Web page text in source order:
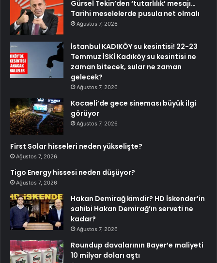
Gürsel Tekin’den ‘tutarlılık’ mesajı…
Tarihi meselelerde pusula net olmalı
Ağustos 7, 2026
İstanbul KADIKÖY su kesintisi! 22-23
Temmuz İSKİ Kadıköy su kesintisi ne
zaman bitecek, sular ne zaman
gelecek?
Ağustos 7, 2026
Kocaeli’de gece sineması büyük ilgi
görüyor
Ağustos 7, 2026
First Solar hisseleri neden yükselişte?
Ağustos 7, 2026
Tigo Energy hissesi neden düşüyor?
Ağustos 7, 2026
Hakan Demirağ kimdir? HD İskender’in
sahibi Hakan Demirağ’ın serveti ne
kadar?
Ağustos 7, 2026
Roundup davalarının Bayer’e maliyeti
10 milyar doları aştı